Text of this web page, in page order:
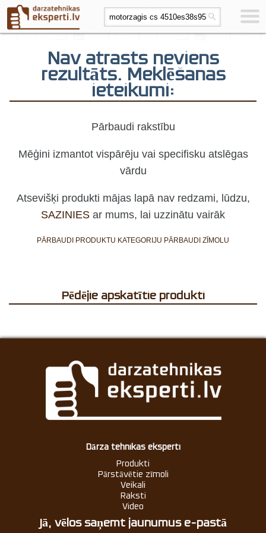
Nav atrasts neviens
rezultāts. Meklēšanas
ieteikumi:
Pārbaudi rakstību
Mēģini izmantot vispārēju vai specifisku atslēgas
vārdu
Atsevišķi produkti mājas lapā nav redzami, lūdzu,
SAZINIES ar mums, lai uzzinātu vairāk
PĀRBAUDI PRODUKTU KATEGORIJU PĀRBAUDI ZĪMOLU
Pēdējie apskatītie produkti
Dārza tehnikas eksperti
Produkti
Pārstāvētie zīmoli
Veikali
Raksti
Video
Jā, vēlos saņemt jaunumus e-pastā